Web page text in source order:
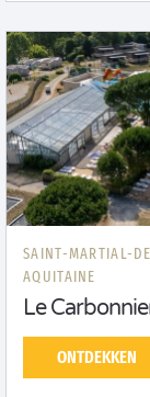
SAINT-MARTIAL-
AQUITAINE
Le
ONTDEKKEN